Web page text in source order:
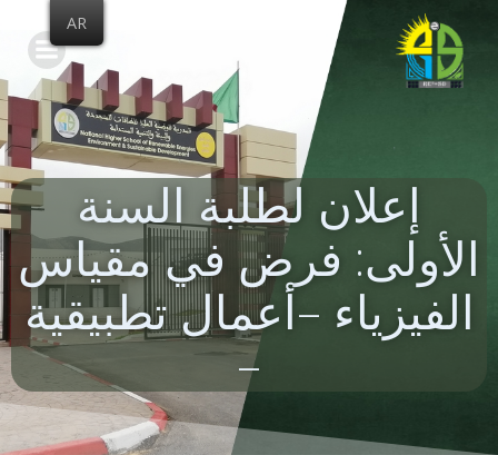
content
إعلان لطلبة السنة
الأولى: فرض في مقياس
الفيزياء –أعمال تطبيقية
–
AR